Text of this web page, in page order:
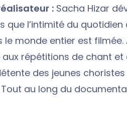
: Sacha Hizar
que l’intimité du
le monde entier est
aux répétitions de chant
des jeunes
au long du